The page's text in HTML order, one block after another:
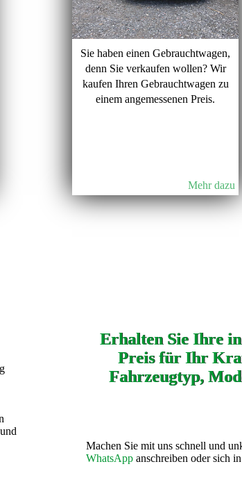
Sie haben einen Gebrauchtwagen,
denn Sie verkaufen wollen? Wir
kaufen Ihren Gebrauchtwagen zu
einem angemessenen Preis.
Mehr dazu
Erhalten Sie Ihre
Preis für Ihr
Fahrzeugtyp,
Machen Sie mit uns schnell und
WhatsApp anschreiben oder sich